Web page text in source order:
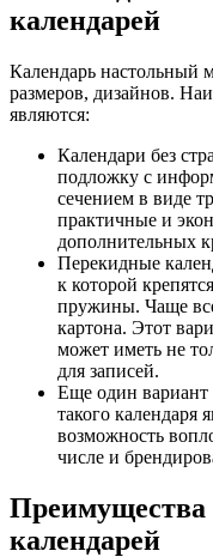
календарей
Календарь настольный
размеров, дизайнов.
являются:
Календари без
подложку с
сечением в виде
практичные и
дополнительных
Перекидные
к которой
пружины. Чаще
картона. Этот
может иметь не
для записей.
Еще один
такого календаря
возможность
числе и
Преимущества
календарей